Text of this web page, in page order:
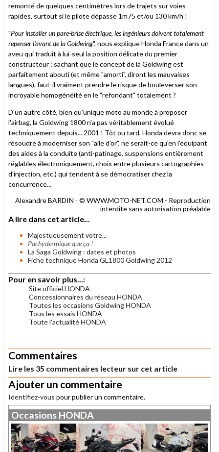
remonté de quelques centimètres lors de trajets sur voies
rapides, surtout si le pilote dépasse 1m75 et/ou 130 km/h !
"Pour installer un pare-brise électrique, les ingénieurs doivent totalement
repenser l'avant de la Goldwing", nous explique Honda France dans un
aveu qui traduit à lui-seul la position délicate du premier
constructeur : sachant que le concept de la Goldwing est
parfaitement abouti (et même "amorti", diront les mauvaises
langues), faut-il vraiment prendre le risque de bouleverser son
incroyable homogénéité en le "refondant" totalement ?
D'un autre côté, bien qu'unique moto au monde à proposer
l'airbag, la Goldwing 1800 n'a pas véritablement évolué
techniquement depuis... 2001 ! Tôt ou tard, Honda devra donc se
résoudre à moderniser son "aile d'or", ne serait-ce qu'en l'équipant
des aides à la conduite (anti-patinage, suspensions entièrement
réglables électroniquement, choix entre plusieurs cartographies
d'injection, etc.) qui tendent à se démocratiser chez la
concurrence...
Alexandre BARDIN - © WWW.MOTO-NET.COM - Reproduction
interdite sans autorisation préalable
A lire dans cet article...
Majestueusement votre...
Pachydermique que ça !
La Saga Goldwing : dates et photos
Fiche technique Honda GL1800 Goldwing 2012
Pour en savoir plus...:
Site officiel HONDA
Concessionnaires du réseau HONDA
Toutes les occasions Goldwing HONDA
Tous les essais HONDA
Toute l'actualité HONDA
Commentaires
Lire les 35 commentaires lecteur sur cet article
Ajouter un commentaire
Identifiez-vous pour publier un commentaire.
Occasions HONDA